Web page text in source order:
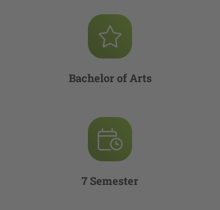
Bachelor of Arts
7 Semester